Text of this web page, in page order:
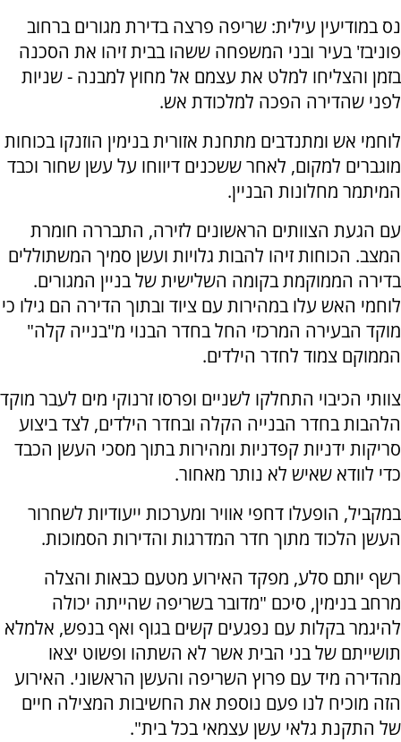
נס במודיעין עילית: שריפה פרצה בדירת מגורים ברחוב
פוניבז' בעיר ובני המשפחה ששהו בבית זיהו את הסכנה
בזמן והצליחו למלט את עצמם אל מחוץ למבנה - שניות
לפני שהדירה הפכה למלכודת אש.
לוחמי אש ומתנדבים מתחנת אזורית בנימין הוזנקו בכוחות
מוגברים למקום, לאחר ששכנים דיווחו על עשן שחור וכבד
המיתמר מחלונות הבניין.
עם הגעת הצוותים הראשונים לזירה, התבררה חומרת
המצב. הכוחות זיהו להבות גלויות ועשן סמיך המשתוללים
בדירה הממוקמת בקומה השלישית של בניין המגורים.
לוחמי האש עלו במהירות עם ציוד ובתוך הדירה הם גילו כי
מוקד הבעירה המרכזי החל בחדר הבנוי מ"בנייה קלה"
הממוקם צמוד לחדר הילדים.
צוותי הכיבוי התחלקו לשניים ופרסו זרנוקי מים לעבר מוקד
הלהבות בחדר הבנייה הקלה ובחדר הילדים, לצד ביצוע
סריקות ידניות קפדניות ומהירות בתוך מסכי העשן הכבד
כדי לוודא שאיש לא נותר מאחור.
במקביל, הופעלו דחפי אוויר ומערכות ייעודיות לשחרור
העשן הלכוד מתוך חדר המדרגות והדירות הסמוכות.
רשף יותם סלע, מפקד האירוע מטעם כבאות והצלה
מרחב בנימין, סיכם "מדובר בשריפה שהייתה יכולה
להיגמר בקלות עם נפגעים קשים בגוף ואף בנפש, אלמלא
תושייתם של בני הבית אשר לא השתהו ופשוט יצאו
מהדירה מיד עם פרוץ השריפה והעשן הראשוני. האירוע
הזה מוכיח לנו פעם נוספת את החשיבות המצילה חיים
של התקנת גלאי עשן עצמאי בכל בית".